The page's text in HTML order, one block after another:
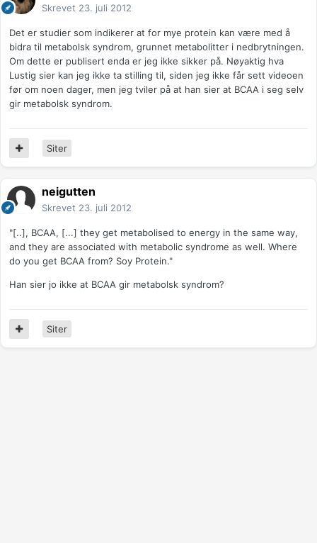
Skrevet 23. juli 2012
Det er studier som indikerer at for mye protein kan være med å
bidra til metabolsk syndrom, grunnet metabolitter i nedbrytningen.
Om dette er publisert enda er jeg ikke sikker på. Nøyaktig hva
Lustig sier kan jeg ikke ta stilling til, siden jeg ikke får sett videoen
før om noen dager, men jeg tviler på at han sier at BCAA i seg selv
gir metabolsk syndrom.
Siter
neigutten
Skrevet 23. juli 2012
"[..], BCAA, [...] they get metabolised to energy in the same way,
and they are associated with metabolic syndrome as well. Where
do you get BCAA from? Soy Protein."
Han sier jo ikke at BCAA gir metabolsk syndrom?
Siter